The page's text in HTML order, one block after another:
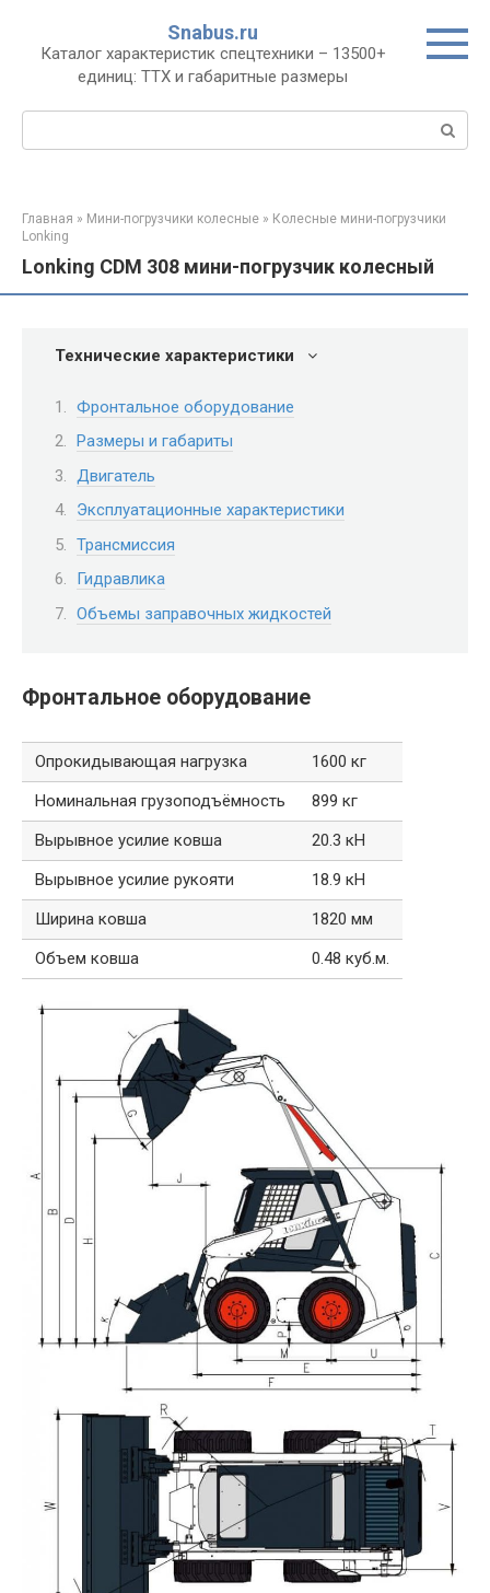
контенту
Snabus.ru
Каталог характеристик спецтехники – 13500+
единиц: ТТХ и габаритные размеры
Главная » Мини-погрузчики колесные » Колесные мини-погрузчики
Lonking
Lonking CDM 308 мини-погрузчик колесный
Технические характеристики
Фронтальное оборудование
Размеры и габариты
Двигатель
Эксплуатационные характеристики
Трансмиссия
Гидравлика
Объемы заправочных жидкостей
Фронтальное оборудование
Опрокидывающая нагрузка
1600 кг
Номинальная грузоподъёмность
899 кг
Вырывное усилие ковша
20.3 кН
Вырывное усилие рукояти
18.9 кН
Ширина ковша
1820 мм
Объем ковша
0.48 куб.м.